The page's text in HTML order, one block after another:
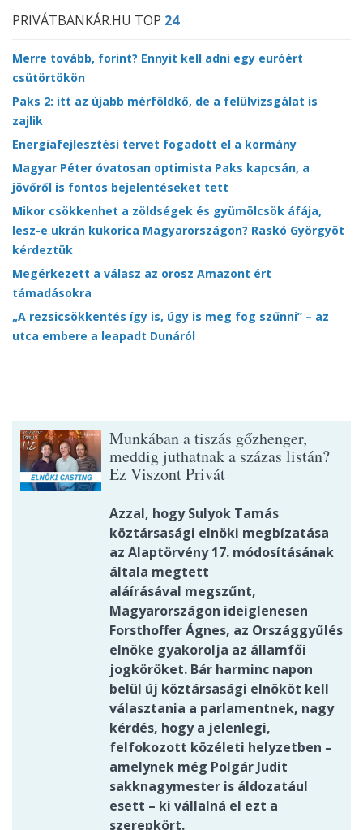
PRIVÁTBANKÁR.HU TOP 24
Merre tovább, forint? Ennyit kell adni egy euróért
csütörtökön
Paks 2: itt az újabb mérföldkő, de a felülvizsgálat is
zajlik
Energiafejlesztési tervet fogadott el a kormány
Magyar Péter óvatosan optimista Paks kapcsán, a
jövőről is fontos bejelentéseket tett
Mikor csökkenhet a zöldségek és gyümölcsök áfája,
lesz-e ukrán kukorica Magyarországon? Raskó Györgyöt
kérdeztük
Megérkezett a válasz az orosz Amazont ért
támadásokra
„A rezsicsökkentés így is, úgy is meg fog szűnni” – az
utca embere a leapadt Dunáról
Munkában a tiszás gőzhenger,
meddig juthatnak a százas listán?
Ez Viszont Privát
Azzal, hogy Sulyok Tamás
köztársasági elnöki megbízatása
az Alaptörvény 17. módosításának
általa megtett
aláírásával megszűnt,
Magyarországon ideiglenesen
Forsthoffer Ágnes, az Országgyűlés
elnöke gyakorolja az államfői
jogköröket. Bár harminc napon
belül új köztársasági elnököt kell
választania a parlamentnek, nagy
kérdés, hogy a jelenlegi,
felfokozott közéleti helyzetben –
amelynek még Polgár Judit
sakknagymester is áldozatául
esett – ki vállalná el ezt a
szerepkört.